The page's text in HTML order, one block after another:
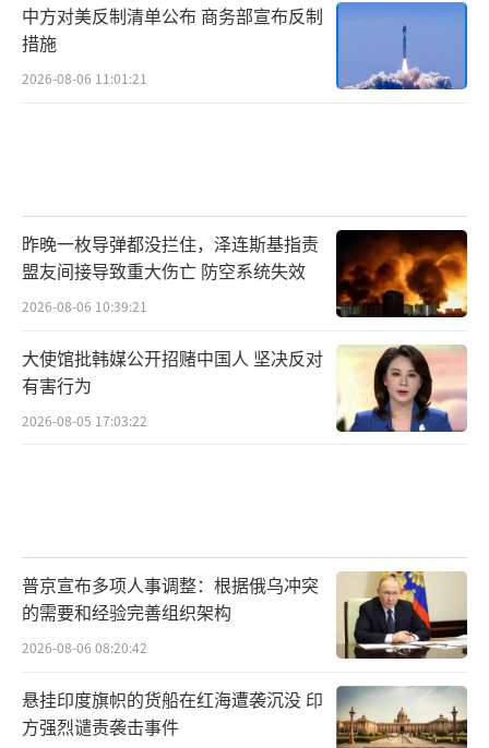
中方对美反制清单公布 商务部宣布反制
措施
2026-08-06 11:01:21
昨晚一枚导弹都没拦住，泽连斯基指责
盟友间接导致重大伤亡 防空系统失效
2026-08-06 10:39:21
大使馆批韩媒公开招赌中国人 坚决反对
有害行为
2026-08-05 17:03:22
普京宣布多项人事调整：根据俄乌冲突
的需要和经验完善组织架构
2026-08-06 08:20:42
悬挂印度旗帜的货船在红海遭袭沉没 印
方强烈谴责袭击事件